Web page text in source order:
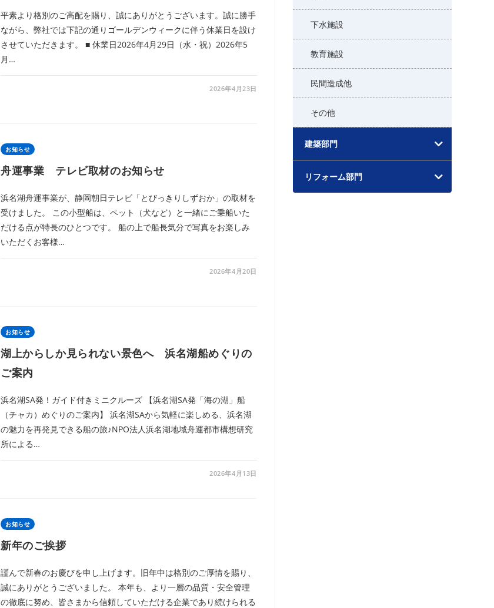
平素より格別のご高配を賜り、誠にありがとうございます。誠に勝手
ながら、弊社では下記の通りゴールデンウィークに伴う休業日を設け
させていただきます。 ■ 休業日2026年4月29日（水・祝）2026年5
月…
2026年4月23日
お知らせ
舟運事業 テレビ取材のお知らせ
浜名湖舟運事業が、静岡朝日テレビ「とびっきりしずおか」の取材を
受けました。 この小型船は、ペット（犬など）と一緒にご乗船いた
だける点が特長のひとつです。 船の上で船長気分で写真をお楽しみ
いただくお客様…
2026年4月20日
お知らせ
湖上からしか見られない景色へ 浜名湖船めぐりの
ご案内
浜名湖SA発！ガイド付きミニクルーズ 【浜名湖SA発「海の湖」船
（チャカ）めぐりのご案内】 浜名湖SAから気軽に楽しめる、浜名湖
の魅力を再発見できる船の旅♪NPO法人浜名湖地域舟運都市構想研究
所による…
2026年4月13日
お知らせ
新年のご挨拶
謹んで新春のお慶びを申し上げます。旧年中は格別のご厚情を賜り、
誠にありがとうございました。 本年も、より一層の品質・安全管理
の徹底に努め、皆さまから信頼していただける企業であり続けられる
下水施設
教育施設
民間造成他
その他
建築部門
リフォーム部門